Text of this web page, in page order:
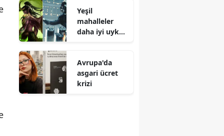
Yeşil
mahalleler
daha iyi uyku
Avrupa'da
asgari ücret
krizi